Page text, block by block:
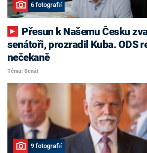
6 fotografií
senátoři, prozradil Kuba. ODS
nečekaně
Téma: Senát
9 fotografií